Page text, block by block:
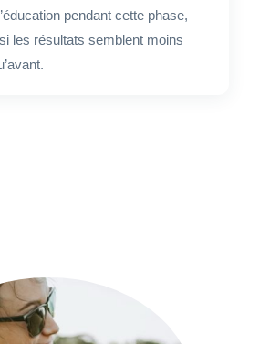
pendant cette phase,
les résultats semblent moins